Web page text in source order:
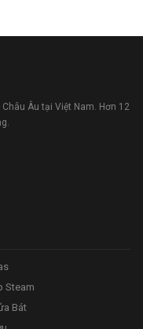
Âu tại Việt Nam. Hơn 12
Steam
Bát